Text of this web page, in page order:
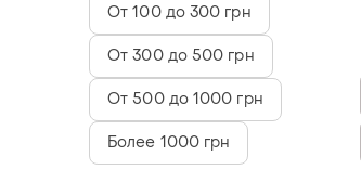
От 100 до 300 грн
От 300 до 500 грн
От 500 до 1000 грн
Более 1000 грн